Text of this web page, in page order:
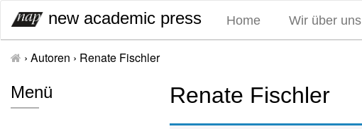
i
new academic press Home Wir über uns
› Autoren › Renate Fischler
Menü Renate Fischler